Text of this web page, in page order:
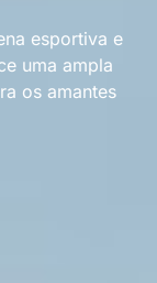
esportiva e
uma ampla
os amantes